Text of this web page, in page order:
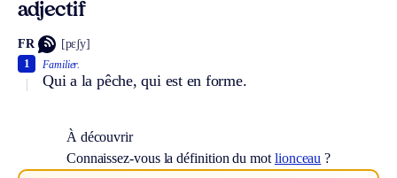
adjectif
FR [pɛʃy]
Familier.
Qui a la pêche, qui est en forme.
1
À découvrir
Connaissez-vous la définition du mot lionceau ?